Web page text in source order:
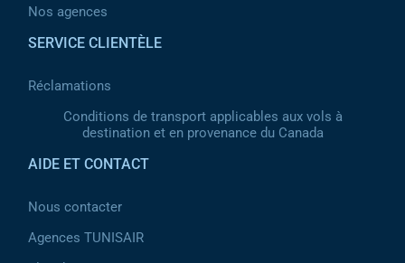
Nos agences
SERVICE CLIENTÈLE
Réclamations
Conditions de transport applicables aux vols à
destination et en provenance du Canada
AIDE ET CONTACT
Nous contacter
Agences TUNISAIR